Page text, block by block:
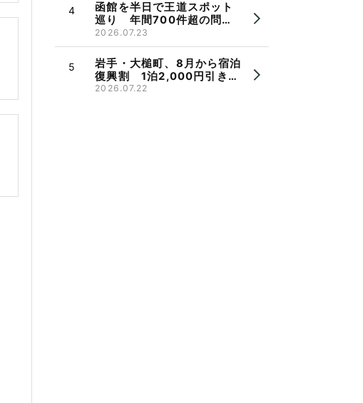
函館を半日で王道スポット
巡り 年間700件超の問い
合わせ受け観光バス実証運
行
2026.07.23
岩手・大槌町、8月から宿泊
復興割 1泊2,000円引き、
県旅割併用で最大9,000円
2026.07.22